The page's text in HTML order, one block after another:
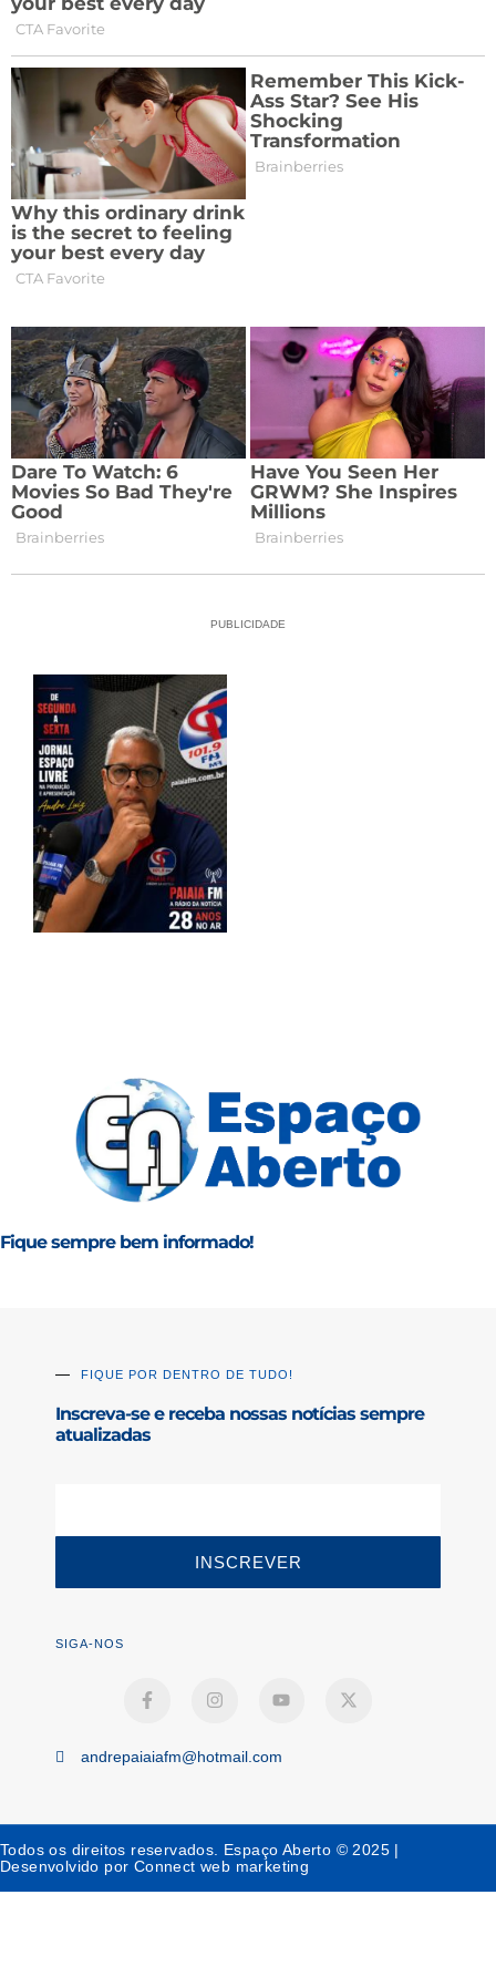
PUBLICIDADE
Fique sempre bem informado!
FIQUE POR DENTRO DE TUDO!
Inscreva-se e receba nossas notícias sempre
atualizadas
INSCREVER
SIGA-NOS
andrepaiaiafm@hotmail.com
Todos os direitos reservados. Espaço Aberto © 2025 |
Desenvolvido por Connect web marketing